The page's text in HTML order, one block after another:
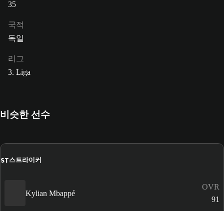
35
국적
독일
리그
3. Liga
비슷한 선수
ST스트라이커
Kylian Mbappé
OVR
91